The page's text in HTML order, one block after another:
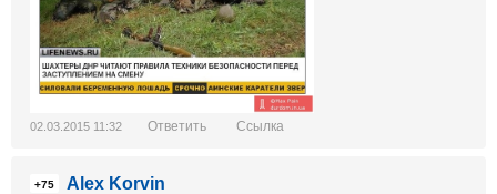
02.03.2015 11:32 Ответить Ссылка
+75
Alex Korvin